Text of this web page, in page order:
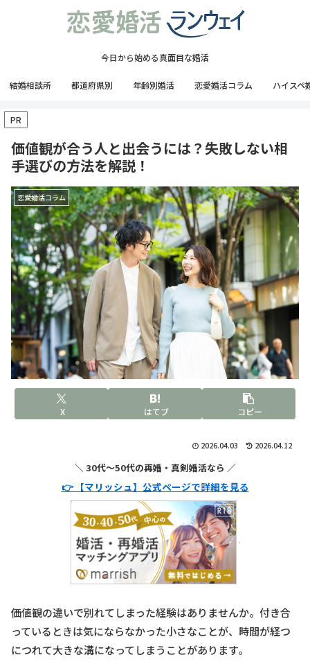
今日から始める真面目な婚活
結婚相談所 都道府県別 年齢別婚活 恋愛婚活コラム ハイスペ
PR
価値観が合う人と出会うには？失敗しない相
手選びの方法を解説！
恋愛婚活コラム
X はてブ コピー
2026.04.03 2026.04.12
＼ 30代〜50代の再婚・真剣婚活なら ／
👉 【マリッシュ】公式ページで詳細を見る
価値観の違いで別れてしまった経験はありませんか。付き合
っているときは気にならなかった小さなことが、時間が経つ
につれて大きな溝になってしまうことがあります。